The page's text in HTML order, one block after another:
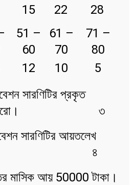
15 22
28
51 –
60
61 –
70
71 –
80
12 10
5
সারণিটির প্রকৃত
নির্ণয় করো। ৩
সারণিটির আয়তলেখ
৪
আয় 50000 টাকা।